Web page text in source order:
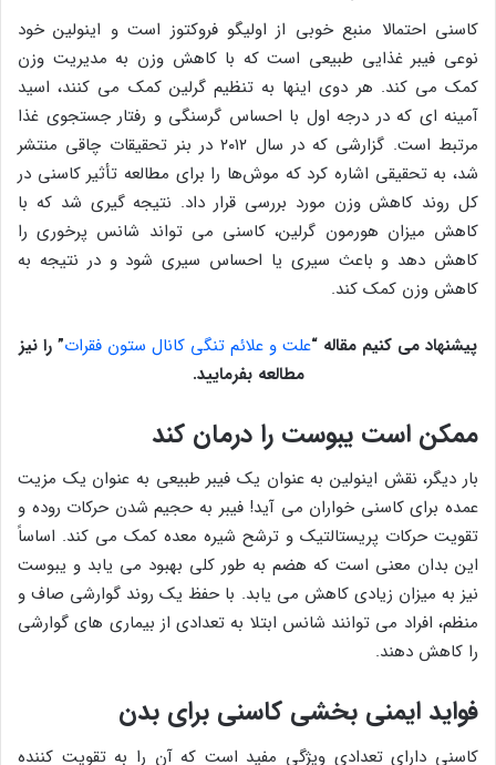
کاسنی احتمالا منبع خوبی از اولیگو فروکتوز است و اینولین خود
نوعی فیبر غذایی طبیعی است که با کاهش وزن به مدیریت وزن
کمک می کند. هر دوی اینها به تنظیم گرلین کمک می کنند، اسید
آمینه ای که در درجه اول با احساس گرسنگی و رفتار جستجوی غذا
مرتبط است. گزارشی که در سال ۲۰۱۲ در بنر تحقیقات چاقی منتشر
شد، به تحقیقی اشاره کرد که موش‌ها را برای مطالعه تأثیر کاسنی در
کل روند کاهش وزن مورد بررسی قرار داد. نتیجه گیری شد که با
کاهش میزان هورمون گرلین، کاسنی می تواند شانس پرخوری را
کاهش دهد و باعث سیری یا احساس سیری شود و در نتیجه به
کاهش وزن کمک کند.
پیشنهاد می کنیم مقاله “علت و علائم تنگی کانال ستون فقرات” را نیز
مطالعه بفرمایید.
ممکن است یبوست را درمان کند
بار دیگر، نقش اینولین به عنوان یک فیبر طبیعی به عنوان یک مزیت
عمده برای کاسنی خواران می آید! فیبر به حجیم شدن حرکات روده و
تقویت حرکات پریستالتیک و ترشح شیره معده کمک می کند. اساساً
این بدان معنی است که هضم به طور کلی بهبود می یابد و یبوست
نیز به میزان زیادی کاهش می یابد. با حفظ یک روند گوارشی صاف و
منظم، افراد می توانند شانس ابتلا به تعدادی از بیماری های گوارشی
را کاهش دهند.
فواید ایمنی بخشی کاسنی برای بدن
کاسنی دارای تعدادی ویژگی مفید است که آن را به تقویت کننده